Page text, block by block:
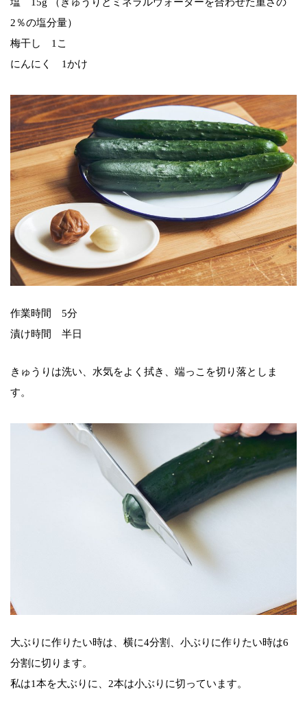
2％の塩分量）
梅干し 1こ
にんにく 1かけ
作業時間 5分
漬け時間 半日
きゅうりは洗い、水気をよく拭き、端っこを切り落としま
す。
大ぶりに作りたい時は、横に4分割、小ぶりに作りたい時は6
分割に切ります。
私は1本を大ぶりに、2本は小ぶりに切っています。